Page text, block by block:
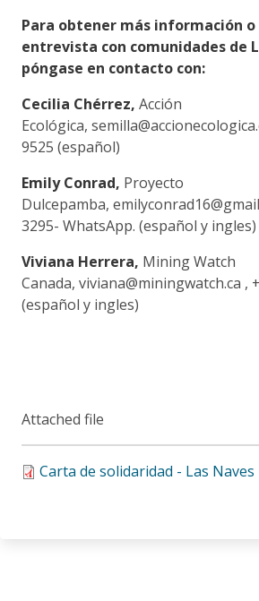
Para obtener más información
entrevista con comunidades de
póngase en contacto con:
Cecilia Chérrez, Acción
Ecológica,
9525 (español)
Emily Conrad, Proyecto
Dulcepamba,
3295- WhatsApp. (español y ingles)
Viviana Herrera, Mining Watch
Canada, viviana@miningwatch.ca ,
(español y ingles)
Attached file
Carta de solidaridad - Las Naves